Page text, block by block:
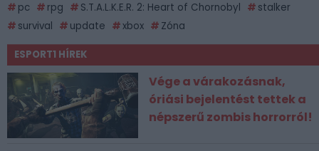
pc
rpg S.T.A.L.K.E.R. 2: Heart of Chornobyl
stalker
survival
update xbox Zóna
ESPORT1 HÍREK
Vége a várakozásnak,
óriási bejelentést tettek a
népszerű zombis horrorról!